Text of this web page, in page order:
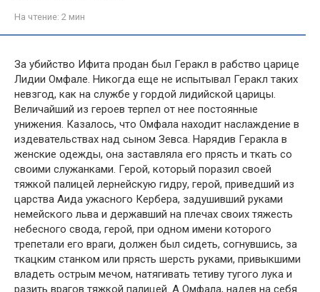
На чтение: 2 мин
За убийство Ифита продан был Геракл в рабство царице
Лидии Омфале. Никогда еще не испытывал Геракл таких
невзгод, как на службе у гордой лидийской царицы.
Величайший из героев терпел от нее постоянные
унижения. Казалось, что Омфала находит наслаждение в
издевательствах над сыном Зевса. Нарядив Геракла в
женские одежды, она заставляла его прясть и ткать со
своими служанками. Герой, который поразил своей
тяжкой палицей лернейскую гидру, герой, приведший из
царства Аида ужасного Кербера, задушивший руками
немейского льва и державший на плечах своих тяжесть
небесного свода, герой, при одном имени которого
трепетали его враги, должен был сидеть, согнувшись, за
ткацким станком или прясть шерсть руками, привыкшими
владеть острым мечом, натягивать тетиву тугого лука и
разить врагов тяжкой палицей. А Омфала, надев на себя